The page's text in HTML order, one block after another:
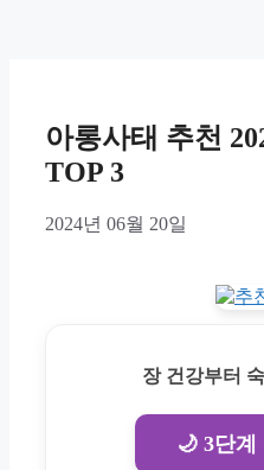
아롱사태 추천
TOP 3
2024년 06월 20일
장 건강부터
🌙 3단계